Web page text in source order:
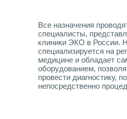
Все назначения
специалисты,
клиники ЭКО в России.
специализируется на
медицине и обладает
оборудованием,
провести диагностику,
непосредственно